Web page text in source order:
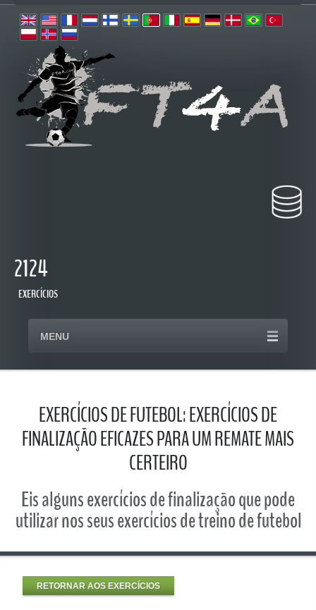
2124
EXERCÍCIOS
MENU
EXERCÍCIOS DE FUTEBOL: EXERCÍCIOS DE
FINALIZAÇÃO EFICAZES PARA UM REMATE MAIS
CERTEIRO
Eis alguns exercícios de finalização que pode
utilizar nos seus exercícios de treino de futebol
RETORNAR AOS EXERCÍCIOS